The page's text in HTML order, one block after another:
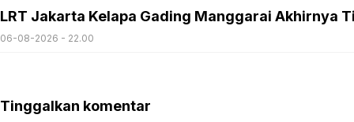
LRT Jakarta Kelapa Gading Manggarai Akhirnya
06-08-2026 - 22.00
Tinggalkan komentar